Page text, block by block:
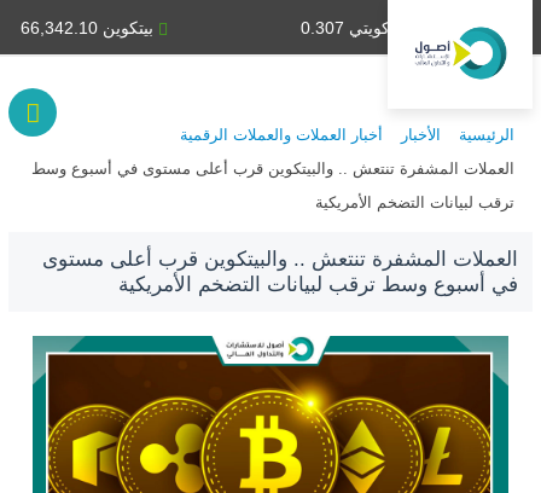
بيتكوين 66,342.10 دينار كويتي 0.307
الرئيسية الأخبار
أخبار العملات والعملات الرقمية
العملات المشفرة تنتعش .. والبيتكوين قرب أعلى مستوى في أسبوع وسط
ترقب لبيانات التضخم الأمريكية
العملات المشفرة تنتعش .. والبيتكوين قرب أعلى مستوى
في أسبوع وسط ترقب لبيانات التضخم الأمريكية